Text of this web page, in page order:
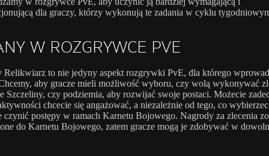
dla graczy, którzy wykonują te zadania w cyklu
W ROZGRYWCE PVE
Relikwiarz to nie jedyny aspekt rozgrywki PvE, dla którego
aby gracze mieli możliwość wyboru, czy wolą wykonywać
Szczeliny, czy podziemia, aby rozwijać swoje postaci. Możecie
chcecie się angażować, a niezależnie od tego, co
czynić postępy w ramach Karnetu Bojowego. Nagrody za zlecenia
do Karnetu Bojowego, zatem gracze mogą je zdobywać w